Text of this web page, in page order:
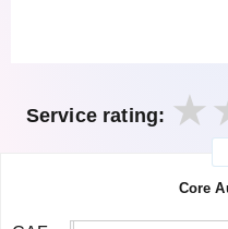
Service rating:
Core